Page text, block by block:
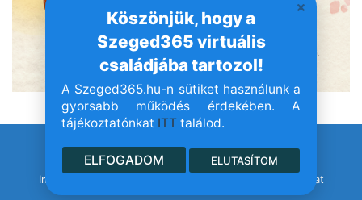
Köszönjük, hogy a
Szeged365 virtuális
családjába tartozol!
A Szeged365.hu-n sütiket használunk a
gyorsabb működés érdekében. A
tájékoztatónkat ITT találod.
ELFOGADOM ELUTASÍTOM
© Szeged365.hu I Minden jog fenntartva!
Impresszum
Médiaajánlat